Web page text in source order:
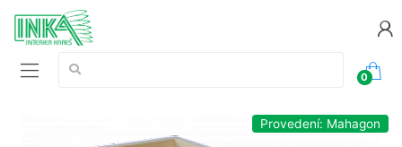
Vyhledávání:
0
Provedení: Mahagon